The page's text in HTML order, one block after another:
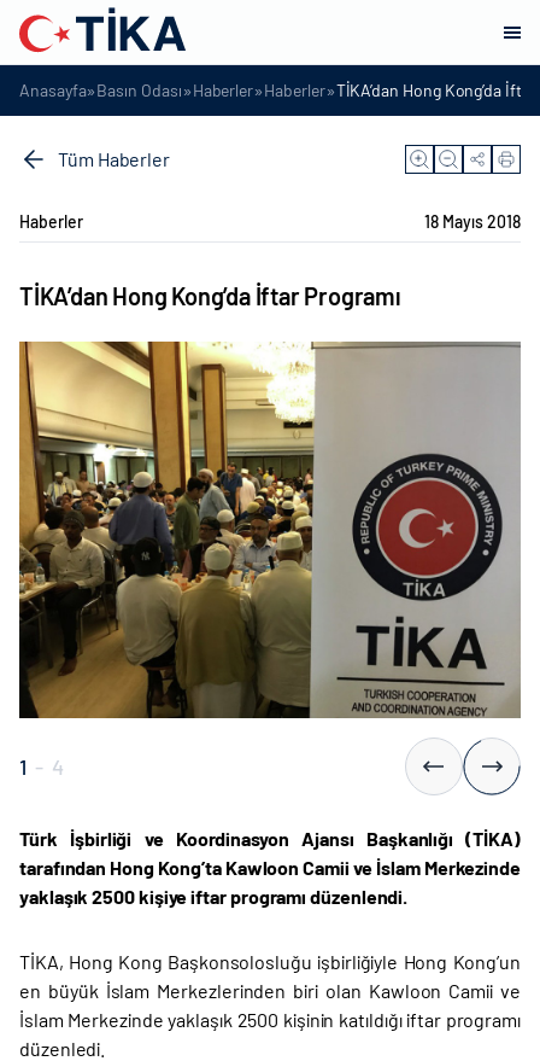
Anasayfa»Basın Odası»Haberler»Haberler»TİKA’dan Hong Kong’da
Tüm Haberler
Haberler 18 Mayıs 2018
TİKA’dan Hong Kong’da İftar Programı
1 - 4
Türk İşbirliği ve Koordinasyon Ajansı Başkanlığı (TİKA)
tarafından Hong Kong’ta Kawloon Camii ve İslam Merkezinde
yaklaşık 2500 kişiye iftar programı düzenlendi.
TİKA, Hong Kong Başkonsolosluğu işbirliğiyle Hong Kong’un
en büyük İslam Merkezlerinden biri olan Kawloon Camii ve
İslam Merkezinde yaklaşık 2500 kişinin katıldığı iftar programı
düzenledi.